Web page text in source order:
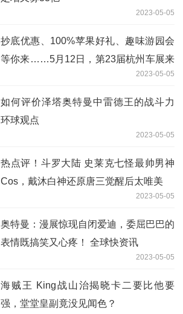
2023-05-05
抄底优惠、100%苹果好礼、趣味游园会
等你来……5月12日，第23届杭州车展来
2023-05-05
如何评价泽塔奥特曼中雷德王的战斗力
环球观点
2023-05-05
热点评！斗罗大陆 史莱克七怪最帅男神
Cos，戴沐白神还原唐三觉醒后太唯美
2023-05-05
奥特曼：漫展惊现自闭爱迪，委屈巴巴的
表情既搞笑又心疼！ 全球快资讯
2023-05-05
海贼王 King战山治揭晓卡二要比他要
强，堂堂皇副竟没见闻色？